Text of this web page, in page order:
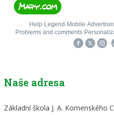
Naše adresa
Základní škola J. A. Komenského